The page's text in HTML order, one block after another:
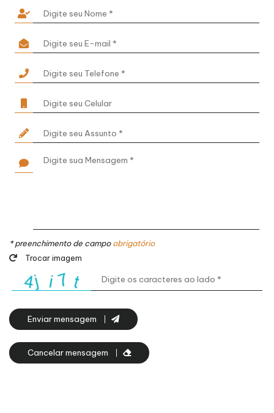
* preenchimento de campoobrigatório
Trocar imagem
Enviar mensagem
Cancelar mensagem